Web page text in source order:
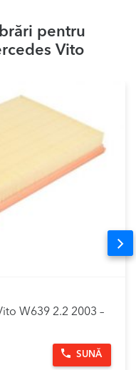
pentru
Vito
W639 2.2 2003 –
SUNĂ